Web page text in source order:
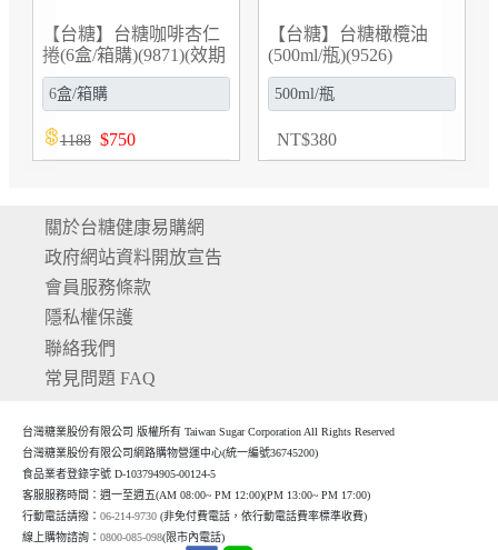
【台糖】台糖咖啡杏仁
捲(6盒/箱購)(9871)(效期
2026/12/11)
1188 $750
【台糖】台糖橄欖油
(500ml/瓶)(9526)
NT$380
關於台糖健康易購網
政府網站資料開放宣告
會員服務條款
隱私權保護
聯絡我們
常見問題 FAQ
台灣糖業股份有限公司 版權所有 Taiwan Sugar Corporation All Rights Reserved
台灣糖業股份有限公司網路購物營運中心(統一編號36745200)
食品業者登錄字號 D-103794905-00124-5
客服服務時間：週一至週五(AM 08:00~ PM 12:00)(PM 13:00~ PM 17:00)
行動電話請撥：06-214-9730 (非免付費電話，依行動電話費率標準收費)
線上購物諮詢：0800-085-098(限市內電話)